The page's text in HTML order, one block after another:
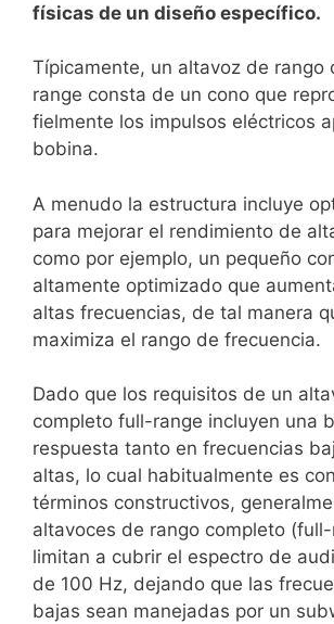
físicas de un diseño específico.
Típicamente, un altavoz de rango
range consta de un cono que
fielmente los impulsos eléctricos
bobina.
A menudo la estructura incluye
para mejorar el rendimiento de
como por ejemplo, un pequeño
altamente optimizado que
altas frecuencias, de tal manera
maximiza el rango de frecuencia.
Dado que los requisitos de un
completo full-range incluyen una
respuesta tanto en frecuencias
altas, lo cual habitualmente es
términos constructivos,
altavoces de rango completo
limitan a cubrir el espectro de
de 100 Hz, dejando que las
bajas sean manejadas por un